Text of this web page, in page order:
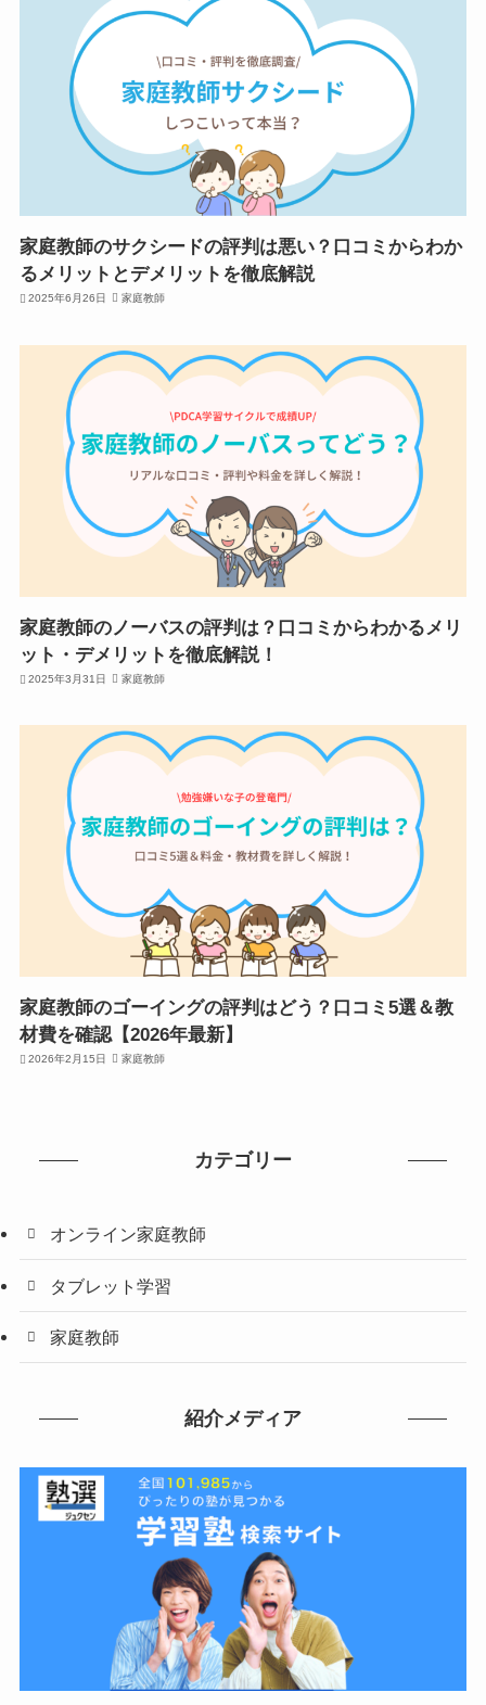
家庭教師のサクシードの評判は悪い？口コミからわか
るメリットとデメリットを徹底解説
2025年6月26日 家庭教師
家庭教師のノーバスの評判は？口コミからわかるメリ
ット・デメリットを徹底解説！
2025年3月31日 家庭教師
家庭教師のゴーイングの評判はどう？口コミ5選＆教
材費を確認【2026年最新】
2026年2月15日 家庭教師
カテゴリー
オンライン家庭教師
タブレット学習
家庭教師
紹介メディア